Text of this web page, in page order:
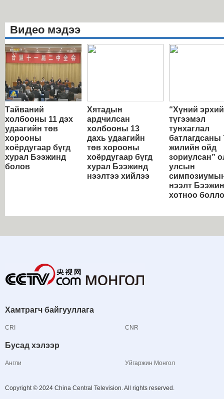
Видео мэдээ
Тайваний
холбооны 11 дэх
удаагийн төв
хорооны
хоёрдугаар бүгд
хурал Бээжинд
болов
Хятадын
ардчилсан
холбооны 13
дахь удаагийн
төв хорооны
хоёрдугаар бүгд
хурал Бээжинд
нээлтээ хийлээ
“Хүний
түгээмэл
тунхаглал
батлагдсаны
жилийн ойд
зориулсан”
улсын
нээлт Бээжин
хотноо
Хамтрагч байгууллага
CRI CNR
Бусад хэлээр
Англи Уйгаржин Монгол
Copyright © 2024 China Central Television. All rights reserved.